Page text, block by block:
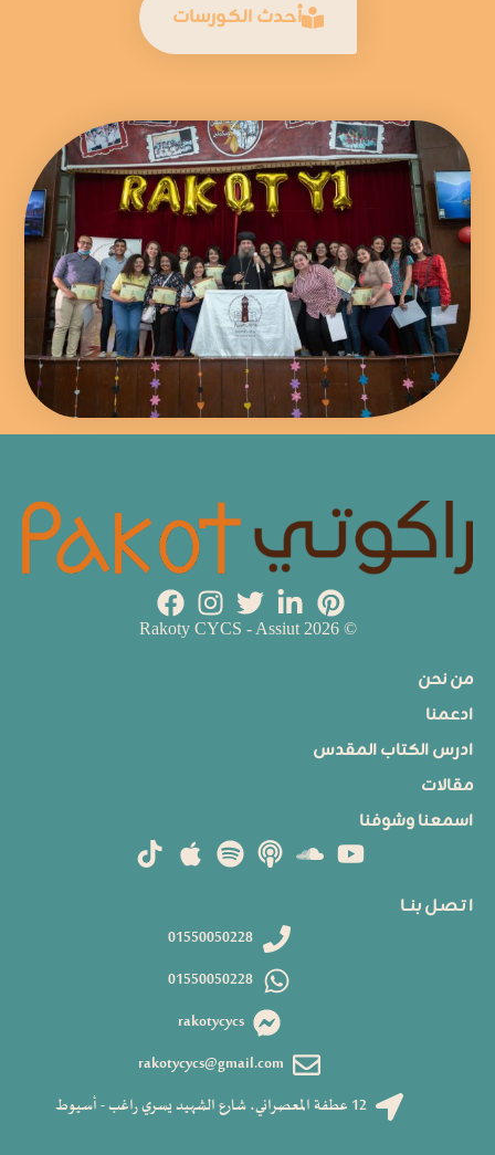
أحدث الكورسات
ا تـصـل بنــا
01550050228
01550050228
rakotycycs
rakotycycs@gmail.com
12 عطفة المعصراني، شارع الشهيد يسري راغب - أسيوط
من نحن
ادعمنا
ادرس الكتاب المقدس
مقالات
اسمعنا وشوفنا
© 2026 Rakoty CYCS - Assiut